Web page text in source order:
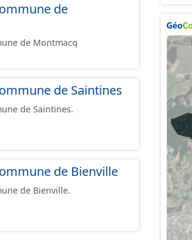
de
de Montmacq
de Saintines
de Saintines.
de Bienville
de Bienville.